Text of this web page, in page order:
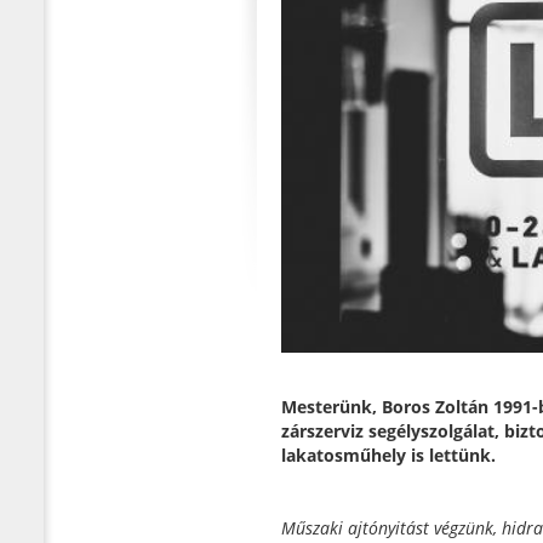
Mesterünk, Boros Zoltán
zárszerviz segélyszolgálat,
lakatosműhely is lettünk.
Műszaki ajtónyitást végzünk,